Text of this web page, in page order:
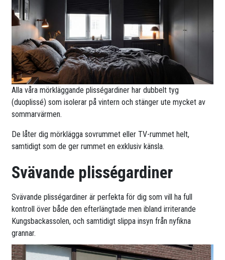
Alla våra mörkläggande plisségardiner har dubbelt tyg
(duoplissé) som isolerar på vintern och stänger ute mycket av
sommarvärmen.
De låter dig mörklägga sovrummet eller TV-rummet helt,
samtidigt som de ger rummet en exklusiv känsla.
Svävande plisségardiner
Svävande plisségardiner är perfekta för dig som vill ha full
kontroll över både den efterlängtade men ibland irriterande
Kungsbackassolen, och samtidigt slippa insyn från nyfikna
grannar.